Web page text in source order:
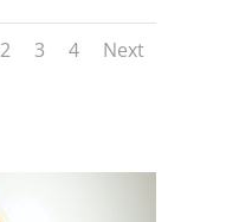
2 3 4 Next